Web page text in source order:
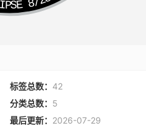
运化枢。赐降符章经道，付授
云雕雪。即使云同一色，转温
清疵疠。广显清微之化，用符
宥。不宣。
标签总数： 42
分类总数： 5
最后更新： 2026-07-29